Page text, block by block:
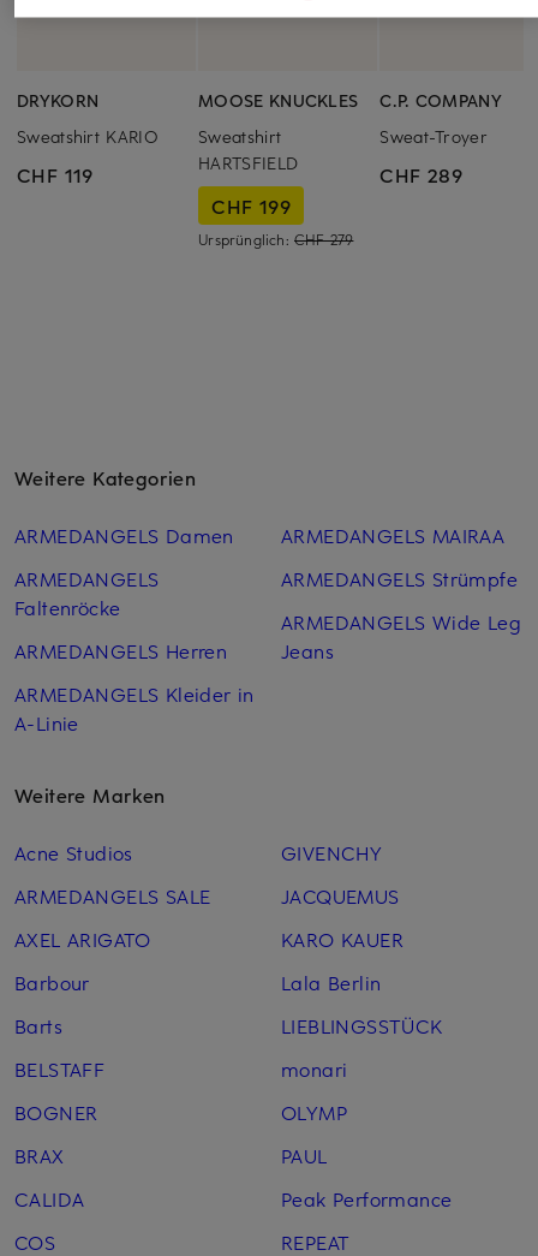
DRYKORN
Sweatshirt KARIO
CHF 119
MOOSE KNUCKLES
Sweatshirt
HARTSFIELD
CHF 199
Ursprünglich: CHF 279
C.P. COMPANY
Sweat-Troyer
CHF 289
Weitere Kategorien
ARMEDANGELS Damen
ARMEDANGELS
Faltenröcke
ARMEDANGELS Herren
ARMEDANGELS Kleider in
A-Linie
ARMEDANGELS MAIRAA
ARMEDANGELS Strümpfe
ARMEDANGELS Wide Leg
Jeans
Weitere Marken
Acne Studios
ARMEDANGELS SALE
AXEL ARIGATO
Barbour
Barts
BELSTAFF
BOGNER
BRAX
CALIDA
COS
GIVENCHY
JACQUEMUS
KARO KAUER
Lala Berlin
LIEBLINGSSTÜCK
monari
OLYMP
PAUL
Peak Performance
REPEAT